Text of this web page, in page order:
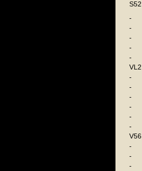
S52
-
-
-
-
-
VL2
-
-
-
-
-
-
V56
-
-
-